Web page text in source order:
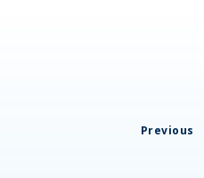
Previous